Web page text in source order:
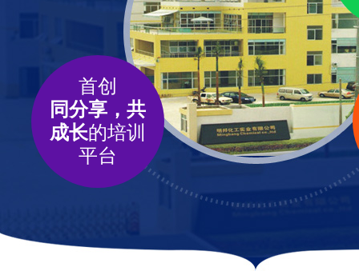
首创
同分享，共
成长的培训
平台